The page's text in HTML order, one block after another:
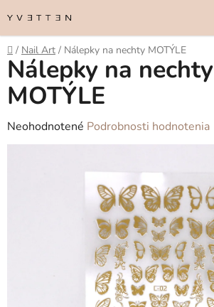
na
obsah
Domov
/ Nail Art / Nálepky na nechty MOTÝLE
Nálepky na nechty
MOTÝLE
Priemerné
hodnotenie
Neohodnotené Podrobnosti hodnotenia